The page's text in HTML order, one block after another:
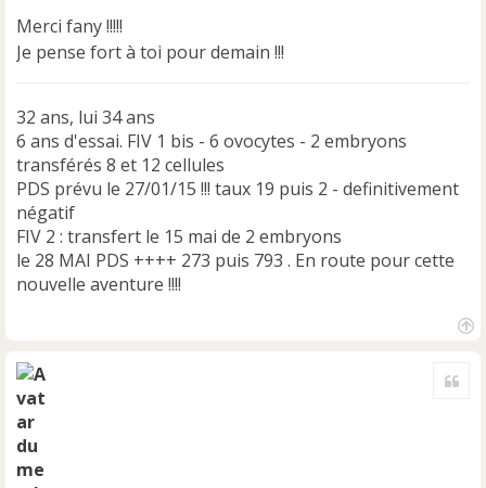
s
a
g
o
n
l
u
Merci fany !!!!!
Je pense fort à toi pour demain !!!
32 ans, lui 34 ans
6 ans d'essai. FIV 1 bis - 6 ovocytes - 2 embryons
transférés 8 et 12 cellules
PDS prévu le 27/01/15 !!! taux 19 puis 2 - definitivement
négatif
FIV 2 : transfert le 15 mai de 2 embryons
le 28 MAI PDS ++++ 273 puis 793 . En route pour cette
nouvelle aventure !!!!